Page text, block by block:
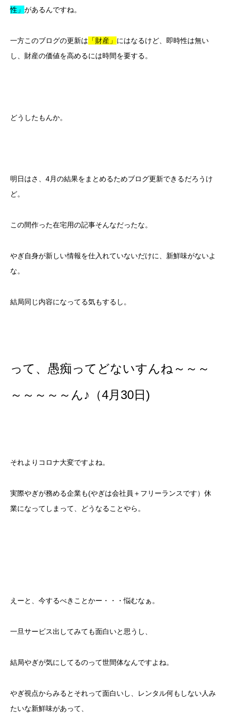
性」 があるんですね。
一方このブログの更新は 「財産」 にはなるけど、即時性は無い
し、財産の価値を高めるには時間を要する。
どうしたもんか。
明日はさ、4月の結果をまとめるためブログ更新できるだろうけ
ど。
この間作った在宅用の記事そんなだったな。
やぎ自身が新しい情報を仕入れていないだけに、新鮮味がないよ
な。
結局同じ内容になってる気もするし。
って、愚痴ってどないすんね～～～
～～～～～ん♪（4月30日)
それよりコロナ大変ですよね。
実際やぎが務める企業も(やぎは会社員＋フリーランスです）休
業になってしまって、どうなることやら。
えーと、今するべきことかー・・・悩むなぁ。
一旦サービス出してみても面白いと思うし、
結局やぎが気にしてるのって世間体なんですよね。
やぎ視点からみるとそれって面白いし、レンタル何もしない人み
たいな新鮮味があって、